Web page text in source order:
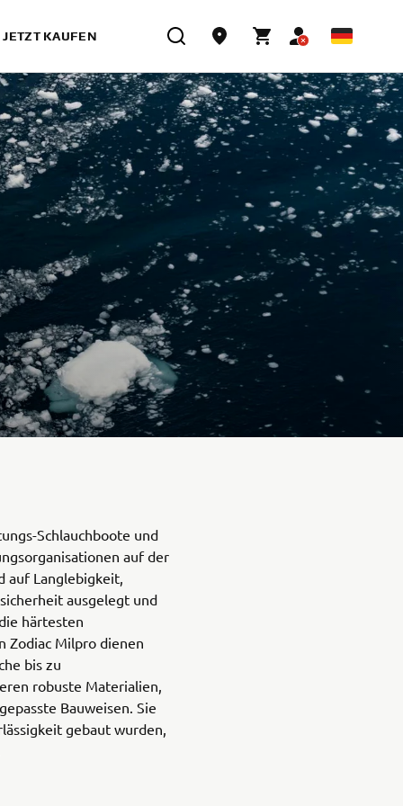
JETZT KAUFEN
Schlauchboote und
auf der
auf Langlebigkeit,
ausgelegt und
härtesten
Zodiac Milpro dienen
bis zu
robuste Materialien,
Bauweisen. Sie
gebaut wurden,